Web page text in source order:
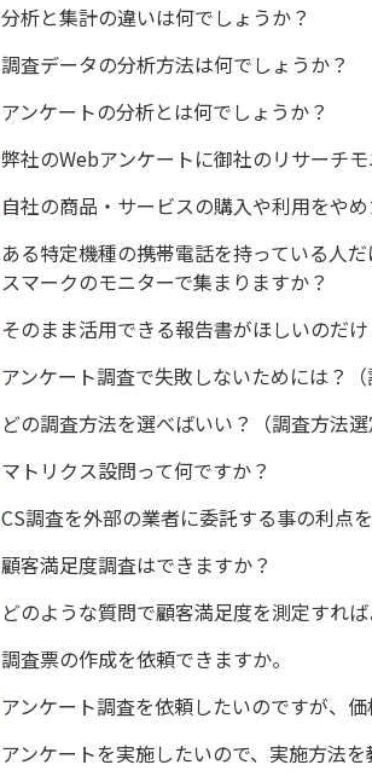
分析と集計の違いは何でしょうか？
調査データの分析方法は何でしょうか？
アンケートの分析とは何でしょうか？
弊社のWebアンケートに御社のリサーチ
自社の商品・サービスの購入や利用をや
ある特定機種の携帯電話を持っている人
スマークのモニターで集まりますか？
そのまま活用できる報告書がほしいのだ
アンケート調査で失敗しないためには？（
どの調査方法を選べばいい？（調査方法選
マトリクス設問って何ですか？
CS調査を外部の業者に委託する事の利点
顧客満足度調査はできますか？
どのような質問で顧客満足度を測定すれば
調査票の作成を依頼できますか。
アンケート調査を依頼したいのですが、
アンケートを実施したいので、実施方法を